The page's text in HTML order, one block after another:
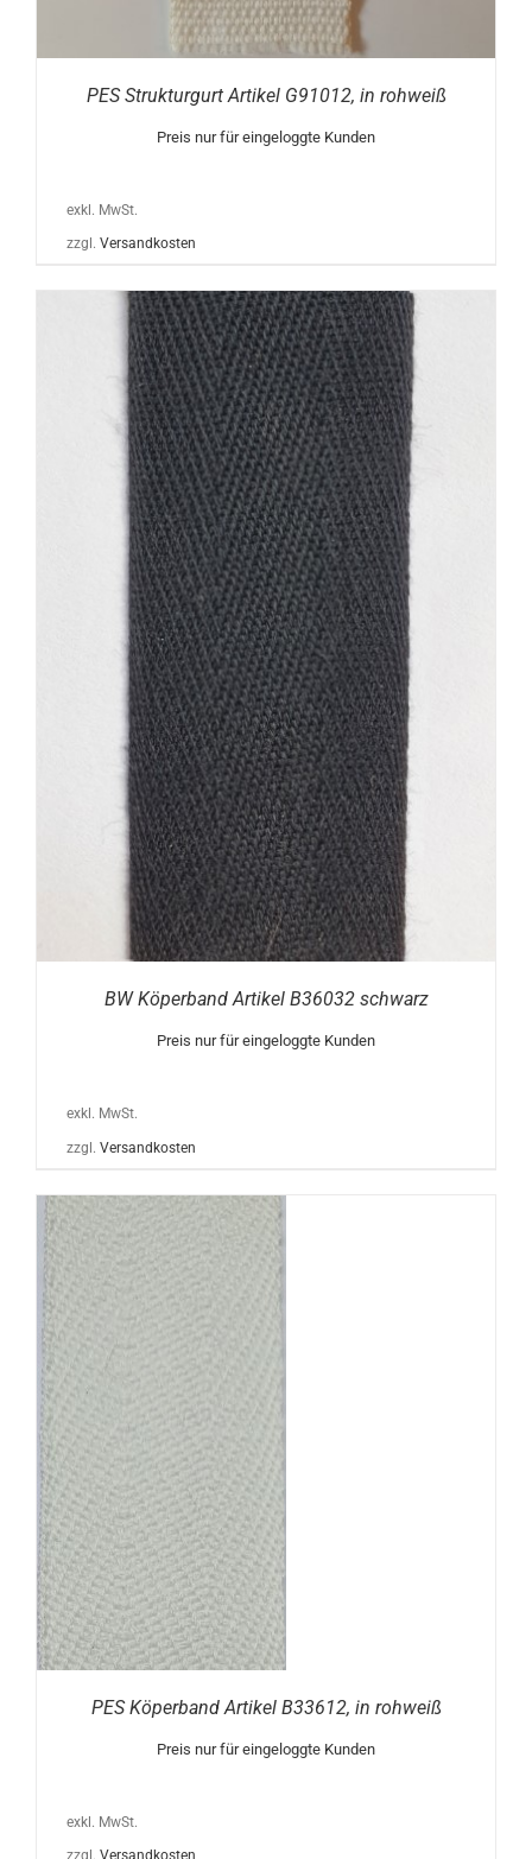
PES Strukturgurt Artikel G91012, in rohweiß
Preis nur für eingeloggte Kunden
exkl. MwSt.
zzgl. Versandkosten
BW Köperband Artikel B36032 schwarz
Preis nur für eingeloggte Kunden
exkl. MwSt.
zzgl. Versandkosten
PES Köperband Artikel B33612, in rohweiß
Preis nur für eingeloggte Kunden
exkl. MwSt.
zzgl. Versandkosten